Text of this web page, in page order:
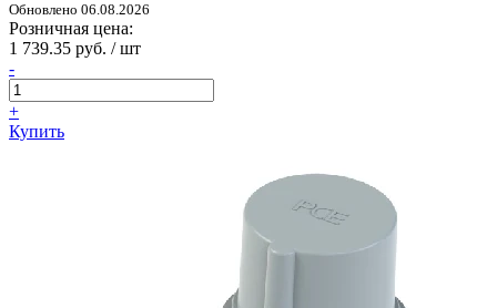
Обновлено 06.08.2026
Розничная цена:
1 739.35 руб. / шт
-
+
Купить